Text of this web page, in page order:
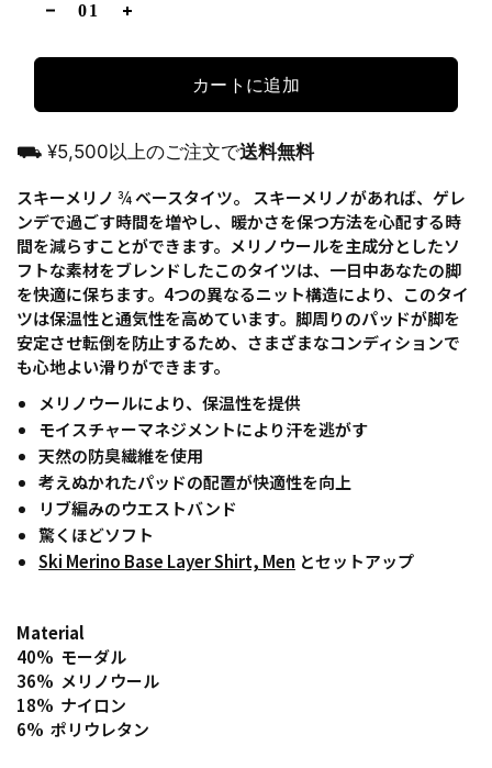
カートに追加
⛟ ¥5,500以上のご注文で送料無料
スキーメリノ ¾ ベースタイツ。 スキーメリノがあれば、ゲレ
ンデで過ごす時間を増やし、暖かさを保つ方法を心配する時
間を減らすことができます。メリノウールを主成分としたソ
フトな素材をブレンドしたこのタイツは、一日中あなたの脚
を快適に保ちます。4つの異なるニット構造により、このタイ
ツは保温性と通気性を高めています。脚周りのパッドが脚を
安定させ転倒を防止するため、さまざまなコンディションで
も心地よい滑りができます。
メリノウールにより、保温性を提供
モイスチャーマネジメントにより汗を逃がす
天然の防臭繊維を使用
考えぬかれたパッドの配置が快適性を向上
リブ編みのウエストバンド
驚くほどソフト
Ski Merino Base Layer Shirt, Men とセットアップ
Material
40% モーダル
36% メリノウール
18% ナイロン
6% ポリウレタン